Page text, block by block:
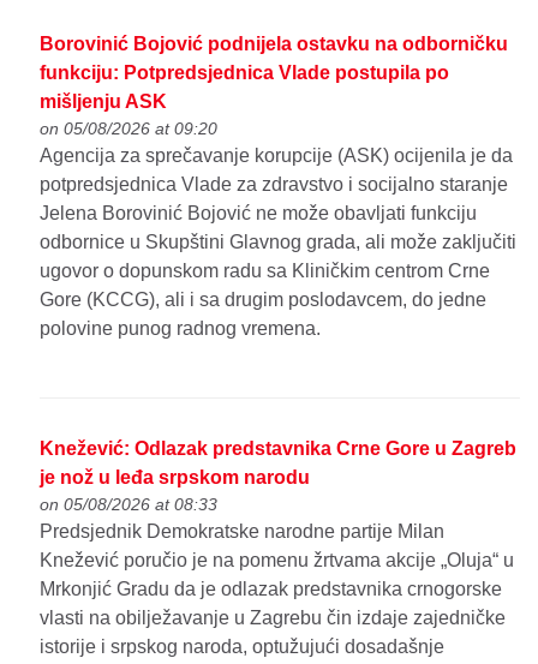
Borovinić Bojović podnijela ostavku na odborničku
funkciju: Potpredsjednica Vlade postupila po
mišljenju ASK
on 05/08/2026 at 09:20
Agencija za sprečavanje korupcije (ASK) ocijenila je da
potpredsjednica Vlade za zdravstvo i socijalno staranje
Jelena Borovinić Bojović ne može obavljati funkciju
odbornice u Skupštini Glavnog grada, ali može zaključiti
ugovor o dopunskom radu sa Kliničkim centrom Crne
Gore (KCCG), ali i sa drugim poslodavcem, do jedne
polovine punog radnog vremena.
Knežević: Odlazak predstavnika Crne Gore u Zagreb
je nož u leđa srpskom narodu
on 05/08/2026 at 08:33
Predsjednik Demokratske narodne partije Milan
Knežević poručio je na pomenu žrtvama akcije „Oluja“ u
Mrkonjić Gradu da je odlazak predstavnika crnogorske
vlasti na obilježavanje u Zagrebu čin izdaje zajedničke
istorije i srpskog naroda, optužujući dosadašnje